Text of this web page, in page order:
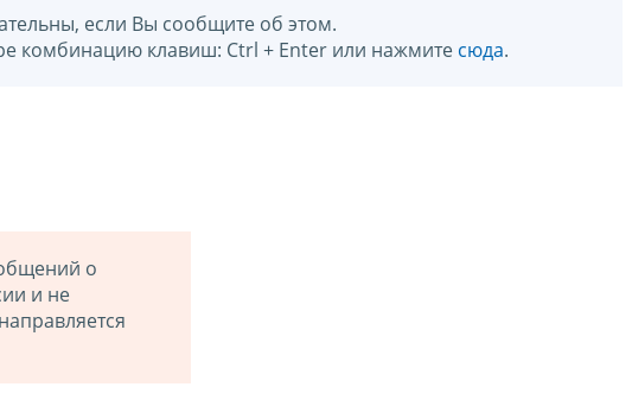
если Вы сообщите об этом.
комбинацию клавиш: Ctrl + Enter или нажмите сюда.
о
и не